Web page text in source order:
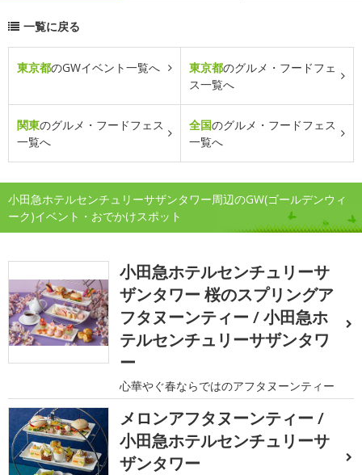
一覧に戻る
東京都のGWイベント一覧へ 東京都のグルメ・フードフェ
ス一覧へ
関東のグルメ・フードフェス
一覧へ
全国のグルメ・フードフェス
一覧へ
小田急ホテルセンチュリーサザンタワー周辺のGW(ゴールデンウィ
ーク)イベント・おでかけスポット
小田急ホテルセンチュリーサ
ザンタワー 桜のスプリングア
フタヌーンティー / 小田急ホ
テルセンチュリーサザンタワ
ー
心華やぐ春ならではのアフタヌーンティー
メロンアフタヌーンティー /
小田急ホテルセンチュリーサ
ザンタワー